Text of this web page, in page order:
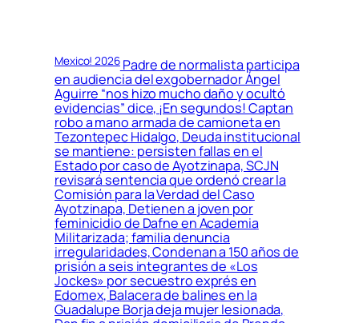
Mexico! 2026Padre de normalista participa
en audiencia del exgobernador Ángel
Aguirre “nos hizo mucho daño y ocultó
evidencias” dice, ¡En segundos! Captan
robo a mano armada de camioneta en
Tezontepec Hidalgo, Deuda institucional
se mantiene: persisten fallas en el
Estado por caso de Ayotzinapa, SCJN
revisará sentencia que ordenó crear la
Comisión para la Verdad del Caso
Ayotzinapa, Detienen a joven por
feminicidio de Dafne en Academia
Militarizada; familia denuncia
irregularidades, Condenan a 150 años de
prisión a seis integrantes de «Los
Jockes» por secuestro exprés en
Edomex, Balacera de balines en la
Guadalupe Borja deja mujer lesionada,